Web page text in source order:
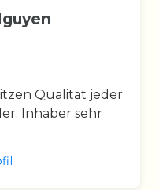
Qualität jeder
Inhaber sehr